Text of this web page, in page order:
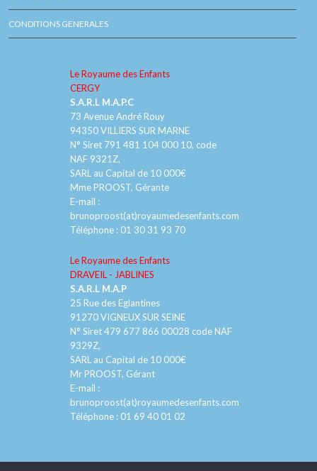
CONDITIONS GENERALES
Le Royaume des Enfants
CERGY
S.A.R.L M.A.P.C
73 Avenue André Rouy
94350 VILLIERS SUR MARNE
N° Siret 791 481 104 000 10, code
NAF 9321Z,
SARL au Capital de 10 000€
Mme PROOST, Gérante
E-mail :
brunoproost(at)royaumedesenfants.com
Téléphone : 01 30 31 93 70
Le Royaume des Enfants
DRAVEIL - JABLINES
S.A.R.L M.A.P
25 Rue des Eglantines
91270 VIGNEUX SUR SEINE
N° Siret 479 677 866 00028 code NAF
9329Z,
SARL au Capital de 10 000€
Mr PROOST, Gérant
E-mail :
brunoproost(at)royaumedesenfants.com
Téléphone :01 69 40 01 02